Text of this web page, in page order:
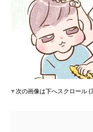
▼次の画像は下へスクロール